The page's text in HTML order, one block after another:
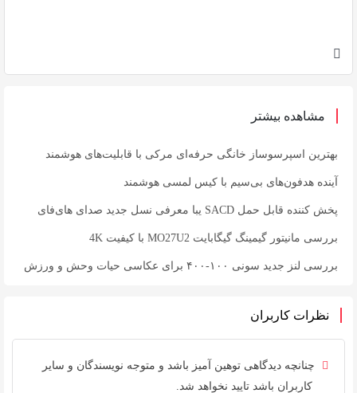
مشاهده بیشتر
بهترین اسپرسوساز خانگی حرفه‌ای مرکی با قابلیت‌های هوشمند
آینده هدفون‌های بی‌سیم با کیس لمسی هوشمند
پخش کننده قابل حمل SACD یبا معرفی نسل جدید صدای های‌فای
بررسی مانیتور گیمینگ گیگابایت MO27U2 با کیفیت 4K
بررسی لنز جدید سونی ۱۰۰-۴۰۰ برای عکاسی حیات وحش و ورزش
نظرات کاربران
چنانچه دیدگاهی توهین آمیز باشد و متوجه نویسندگان و سایر
کاربران باشد تایید نخواهد شد.